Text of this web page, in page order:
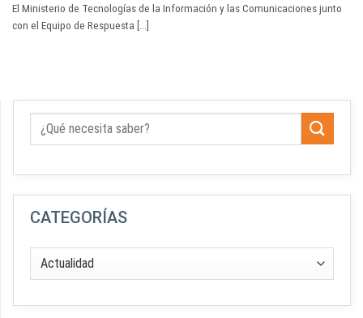
El Ministerio de Tecnologías de la Información y las Comunicaciones junto
con el Equipo de Respuesta [...]
CATEGORÍAS